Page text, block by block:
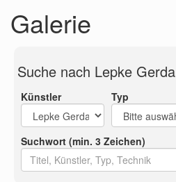
Galerie
Suche nach Lepke Gerda
Künstler Typ
Suchwort (min. 3 Zeichen)